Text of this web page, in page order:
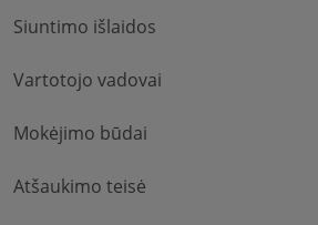
Siuntimo išlaidos
Vartotojo vadovai
Mokėjimo būdai
Atšaukimo teisė